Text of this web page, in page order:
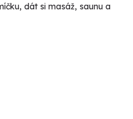
dát si masáž, saunu a